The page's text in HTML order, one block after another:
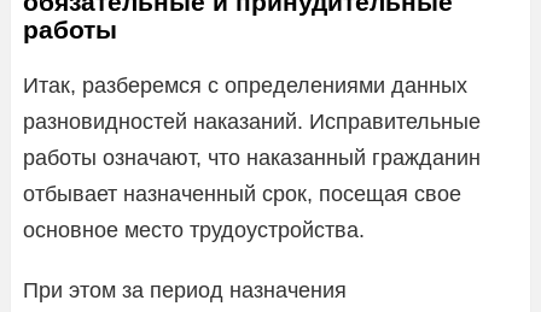
работы
Итак, разберемся с определениями данных
разновидностей наказаний. Исправительные
работы означают, что наказанный гражданин
отбывает назначенный срок, посещая свое
основное место трудоустройства.
При этом за период назначения